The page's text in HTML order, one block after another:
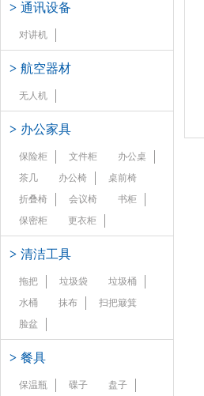
> 通讯设备
对讲机
> 航空器材
无人机
> 办公家具
保险柜 文件柜
办公桌
茶几
办公椅
桌前椅
折叠椅
会议椅
书柜
保密柜
更衣柜
> 清洁工具
拖把 垃圾袋
垃圾桶
水桶
抹布
扫把簸箕
脸盆
> 餐具
保温瓶 碟子
盘子